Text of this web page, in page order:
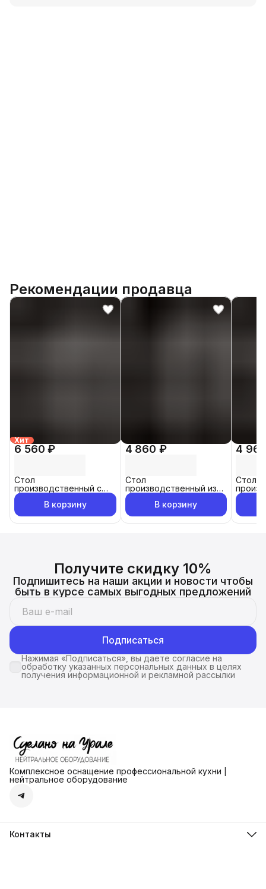
Рекомендации продавца
Хит
6 560 ₽
Стол
производственный с
бортом из
нержавеющей стали
120x70см
В корзину
4 860 ₽
Стол
производственный из
нержавеющей стали с
бортом 60x60 см
В корзину
4
Стол
Получите скидку 10%
Подпишитесь на наши акции и новости чтобы
быть в курсе самых выгодных предложений
Подписаться
Нажимая «Подписаться», вы даете согласие на
обработку указанных персональных данных в целях
получения информационной и рекламной рассылки
Комплексное оснащение профессиональной кухни |
нейтральное оборудование
Контакты